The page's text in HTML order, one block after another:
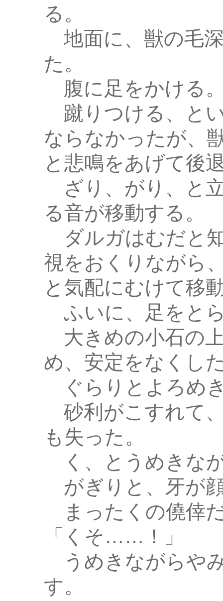
る。
地面に、獣の毛
た。
腹に足をかける
蹴りつける、と
ならなかったが、
と悲鳴をあげて後
ざり、がり、と
る音が移動する。
ダルガはむだと
視をおくりながら
と気配にむけて移
ふいに、足をと
大きめの小石の
め、安定をなくし
ぐらりとよろめ
砂利がこすれて
も失った。
く、とうめきな
がぎりと、牙が
まったくの僥倖
「くそ……！」
うめきながらや
す。